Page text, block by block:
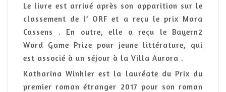
Le livre est arrivé après son apparition sur le
classement de l’ ORF et a reçu le prix Mara
Cassens . En outre, elle a reçu le Bayern2
Word Game Prize pour jeune littérature, qui
est associé à un séjour à la Villa Aurora .
Katharina Winkler est la lauréate du Prix du
premier roman étranger 2017 pour son roman